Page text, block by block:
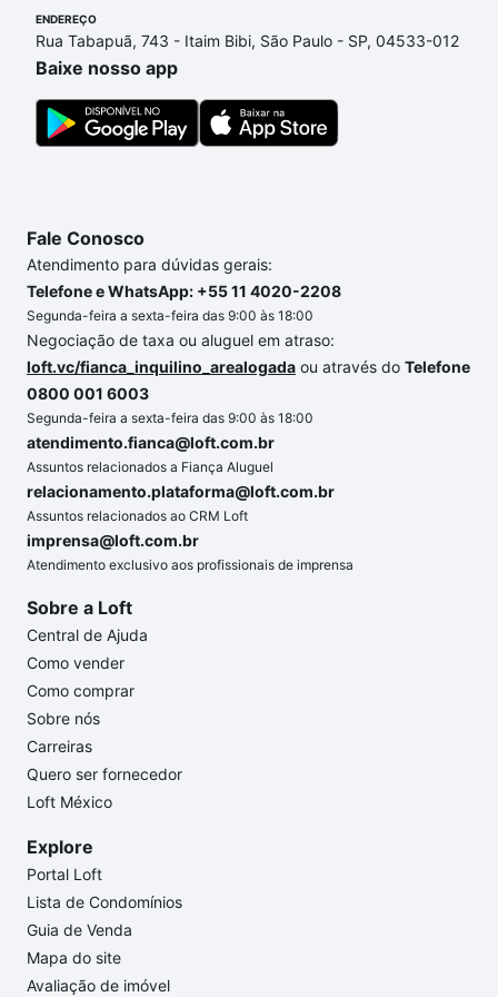
financiamento imobiliário as parcelas podem se
adequar ao seu orçamento. Se ainda tem alguma
dúvida dos custos envolvidos no processo de
compra, veja em nosso portal quanto custa comprar
um apartamento e conte com a gente para comprar
ENDEREÇO
Rua Tabapuã, 743 - Itaim Bibi, São Paulo - SP, 04533-012
Baixe nosso app
Fale Conosco
Atendimento para dúvidas gerais:
Telefone e WhatsApp: +55 11 4020-2208
Segunda-feira a sexta-feira das 9:00 às 18:00
Negociação de taxa ou aluguel em atraso:
loft.vc/fianca_inquilino_arealogada ou através do Telefone
0800 001 6003
Segunda-feira a sexta-feira das 9:00 às 18:00
atendimento.fianca@loft.com.br
Assuntos relacionados a Fiança Aluguel
relacionamento.plataforma@loft.com.br
Assuntos relacionados ao CRM Loft
imprensa@loft.com.br
Atendimento exclusivo aos profissionais de imprensa
Sobre a Loft
Central de Ajuda
Como vender
Como comprar
Sobre nós
Carreiras
Quero ser fornecedor
Loft México
Explore
Portal Loft
Lista de Condomínios
Guia de Venda
Mapa do site
Avaliação de imóvel